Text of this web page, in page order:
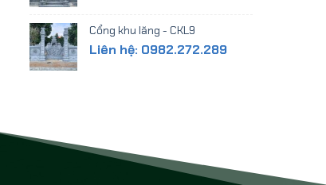
Cổng khu lăng - CKL9
Liên hệ: 0982.272.289